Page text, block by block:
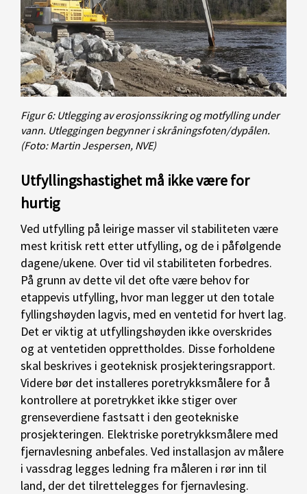
Figur 6: Utlegging av erosjonssikring og motfylling under
vann. Utleggingen begynner i skråningsfoten/dypålen.
(Foto: Martin Jespersen, NVE)
Utfyllingshastighet må ikke være for
hurtig
Ved utfylling på leirige masser vil stabiliteten være
mest kritisk rett etter utfylling, og de i påfølgende
dagene/ukene. Over tid vil stabiliteten forbedres.
På grunn av dette vil det ofte være behov for
etappevis utfylling, hvor man legger ut den totale
fyllingshøyden lagvis, med en ventetid for hvert lag.
Det er viktig at utfyllingshøyden ikke overskrides
og at ventetiden opprettholdes. Disse forholdene
skal beskrives i geoteknisk prosjekteringsrapport.
Videre bør det installeres poretrykksmålere for å
kontrollere at poretrykket ikke stiger over
grenseverdiene fastsatt i den geotekniske
prosjekteringen. Elektriske poretrykksmålere med
fjernavlesning anbefales. Ved installasjon av målere
i vassdrag legges ledning fra måleren i rør inn til
land, der det tilrettelegges for fjernavlesing.